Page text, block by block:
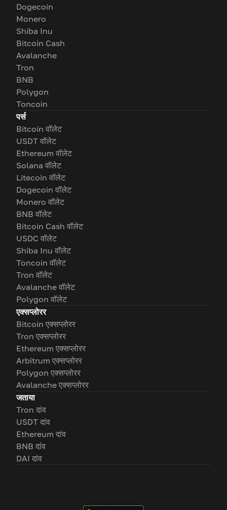
Dogecoin
Monero
Shiba Inu
Bitcoin Cash
Avalanche
Tron
BNB
Polygon
Toncoin
पर्स
Bitcoin वॉलेट
USDT वॉलेट
Ethereum वॉलेट
Solana वॉलेट
Litecoin वॉलेट
Dogecoin वॉलेट
Monero वॉलेट
BNB वॉलेट
Bitcoin Cash वॉलेट
USDC वॉलेट
Shiba Inu वॉलेट
Toncoin वॉलेट
Tron वॉलेट
Avalanche वॉलेट
Polygon वॉलेट
एक्सप्लोरर
Bitcoin एक्सप्लोरर
Tron एक्सप्लोरर
Ethereum एक्सप्लोरर
Arbitrum एक्सप्लोरर
Polygon एक्सप्लोरर
Avalanche एक्सप्लोरर
जताया
Tron दांव
USDT दांव
Ethereum दांव
BNB दांव
DAI दांव